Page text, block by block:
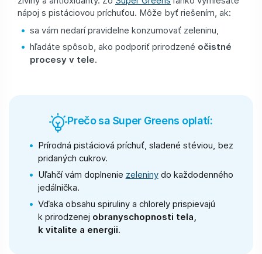
nápoj s pistáciovou príchuťou. Môže byť riešením, ak:
sa vám nedarí pravidelne konzumovať zeleninu,
hľadáte spôsob, ako podporiť prirodzené očistné
procesy v tele.
Prečo sa Super Greens oplatí:
Prírodná pistáciová príchuť, sladené stéviou, bez
pridaných cukrov.
Uľahčí vám doplnenie zeleninydo každodenného
jedálnička.
Vďaka obsahu spiruliny a chlorely prispievajú
k prirodzenej obranyschopnosti tela,
k vitalite a energii.